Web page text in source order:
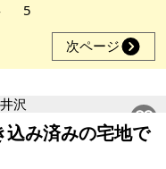
5
次ページ
み済みの宅地で